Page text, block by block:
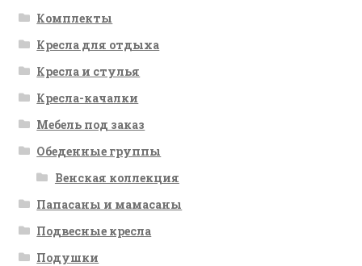
Комплекты
Кресла для отдыха
Кресла и стулья
Кресла-качалки
Мебель под заказ
Обеденные группы
Венская коллекция
Папасаны и мамасаны
Подвесные кресла
Подушки